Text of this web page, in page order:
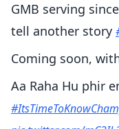
GMB serving
tell another story
Coming soon,
Aa Raha Hu phir